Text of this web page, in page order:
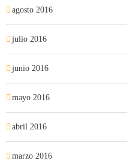
agosto 2016
julio 2016
junio 2016
mayo 2016
abril 2016
marzo 2016